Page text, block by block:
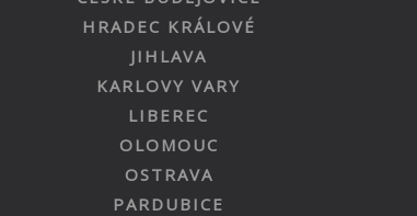
HRADEC KRÁLOVÉ
JIHLAVA
KARLOVY VARY
LIBEREC
OLOMOUC
OSTRAVA
PARDUBICE